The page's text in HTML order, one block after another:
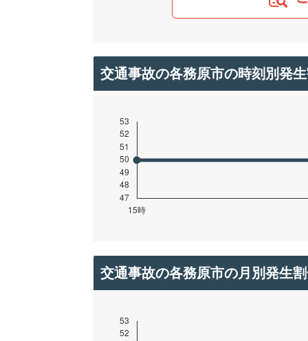
交通事故の各務原市の時刻別発
交通事故の各務原市の月別発生